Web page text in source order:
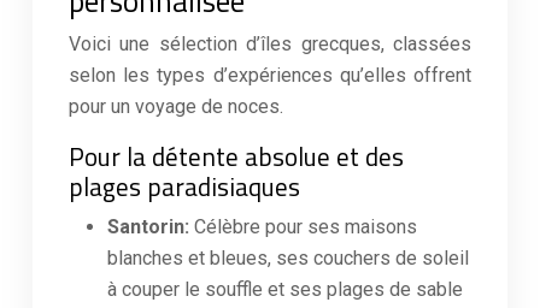
Voici une sélection d’îles grecques, classées
selon les types d’expériences qu’elles offrent
pour un voyage de noces.
Pour la détente absolue et des
plages paradisiaques
Santorin: Célèbre pour ses maisons
blanches et bleues, ses couchers de soleil
à couper le souffle et ses plages de sable